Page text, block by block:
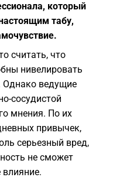
который
табу,
считать, что
нивелировать
Однако ведущие
сосудистой
мнения. По их
привычек,
серьезный вред,
не сможет
влияние.